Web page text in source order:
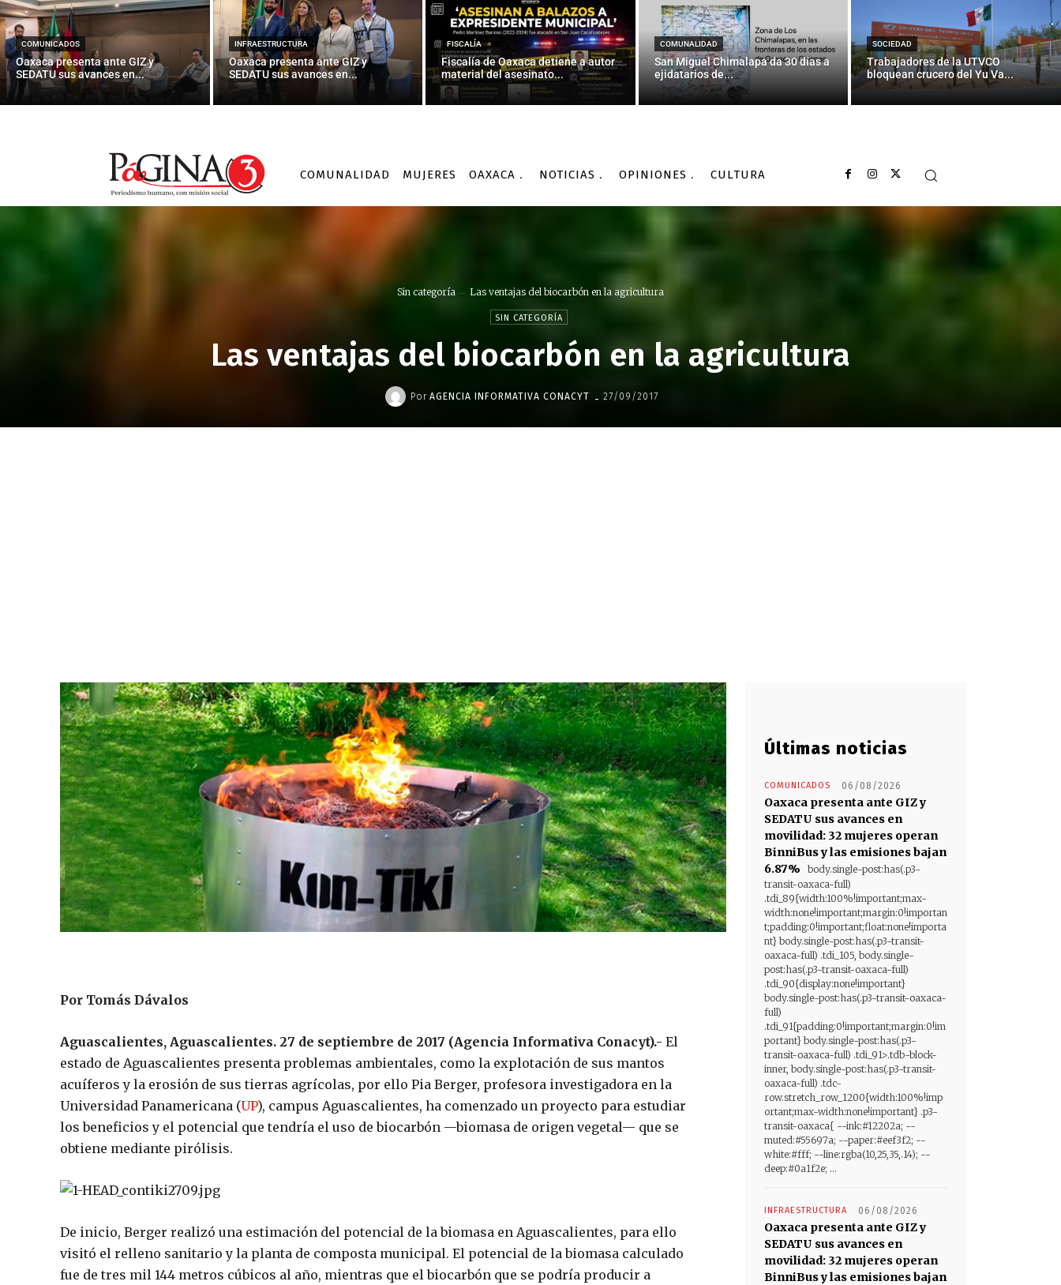
COMUNICADOS
Oaxaca presenta ante GIZ y
SEDATU sus avances en...
INFRAESTRUCTURA
Oaxaca presenta ante GIZ y
SEDATU sus avances en...
FISCALÍA
Fiscalía de Oaxaca detiene a autor
material del asesinato...
COMUNALIDAD
San Miguel Chimalapa da 30 días a
ejidatarios de...
SOCIEDAD
Trabajadores de la UTVCO
bloquean crucero del Yu Va...
COMUNALIDAD MUJERES OAXACA NOTICIAS OPINIONES CULTURA
Sin categoría Las ventajas del biocarbón en la agricultura
SIN CATEGORÍA
Las ventajas del biocarbón en la agricultura
Por AGENCIA INFORMATIVA CONACYT - 27/09/2017
Por Tomás Dávalos
Aguascalientes, Aguascalientes. 27 de septiembre de 2017 (Agencia Informativa Conacyt).- El
estado de Aguascalientes presenta problemas ambientales, como la explotación de sus mantos
acuíferos y la erosión de sus tierras agrícolas, por ello Pia Berger, profesora investigadora en la
Universidad Panamericana (UP), campus Aguascalientes, ha comenzado un proyecto para estudiar
los beneficios y el potencial que tendría el uso de biocarbón —biomasa de origen vegetal— que se
obtiene mediante pirólisis.
De inicio, Berger realizó una estimación del potencial de la biomasa en Aguascalientes, para ello
visitó el relleno sanitario y la planta de composta municipal. El potencial de la biomasa calculado
fue de tres mil 144 metros cúbicos al año, mientras que el biocarbón que se podría producir a
Últimas noticias
COMUNICADOS 06/08/2026
Oaxaca presenta ante GIZ y
SEDATU sus avances en
movilidad: 32 mujeres operan
BinniBus y las emisiones bajan
6.87%
body.single-post:has(.p3-
transit-oaxaca-full)
.tdi_89{width:100%!important;max-
width:none!important;margin:0!importan
t;padding:0!important;float:none!importa
nt} body.single-post:has(.p3-transit-
oaxaca-full) .tdi_105, body.single-
post:has(.p3-transit-oaxaca-full)
.tdi_90{display:none!important}
body.single-post:has(.p3-transit-oaxaca-
full)
.tdi_91{padding:0!important;margin:0!im
portant} body.single-post:has(.p3-
transit-oaxaca-full) .tdi_91>.tdb-block-
inner, body.single-post:has(.p3-transit-
oaxaca-full) .tdc-
row.stretch_row_1200{width:100%!imp
ortant;max-width:none!important} .p3-
transit-oaxaca{ --ink:#12202a; --
muted:#55697a; --paper:#eef3f2; --
white:#fff; --line:rgba(10,25,35,.14); --
deep:#0a1f2e; ...
INFRAESTRUCTURA 06/08/2026
Oaxaca presenta ante GIZ y
SEDATU sus avances en
movilidad: 32 mujeres operan
BinniBus y las emisiones bajan